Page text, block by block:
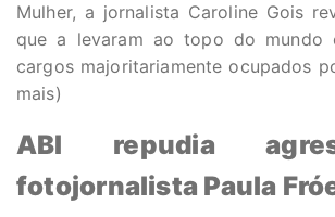
Mulher, a jornalista Caroline Gois
que a levaram ao topo do mundo
cargos majoritariamente ocupados
mais)
ABI repudia
fotojornalista Paula